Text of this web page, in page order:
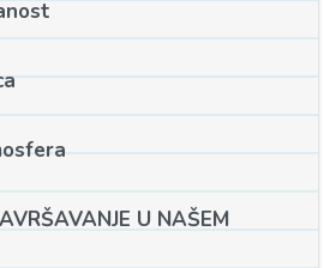
U NAŠEM